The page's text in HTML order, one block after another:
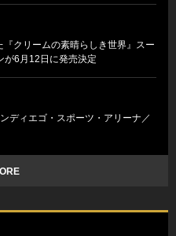
クリームの素晴らしき世界』スー
が6月12日に発売決定
ディエゴ・スポーツ・アリーナ／